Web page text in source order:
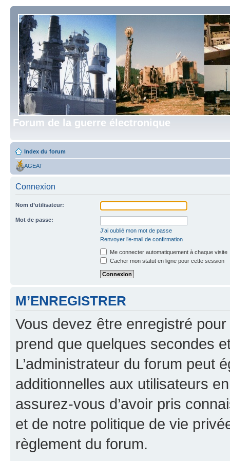
Forum de la guerre électronique
Index du forum
AGEAT
Connexion
Nom d’utilisateur:
Mot de passe:
J’ai oublié mon mot de passe
Renvoyer l’e-mail de confirmation
Me connecter automatiquement à chaque visite
Cacher mon statut en ligne pour cette session
M’ENREGISTRER
Vous devez être enregistré
prend que quelques secondes
L’administrateur du forum peut
additionnelles aux utilisateurs
assurez-vous d’avoir pris
et de notre politique de vie
règlement du forum.